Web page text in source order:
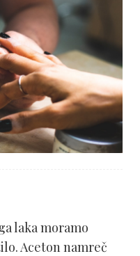
laka moramo
Aceton namreč